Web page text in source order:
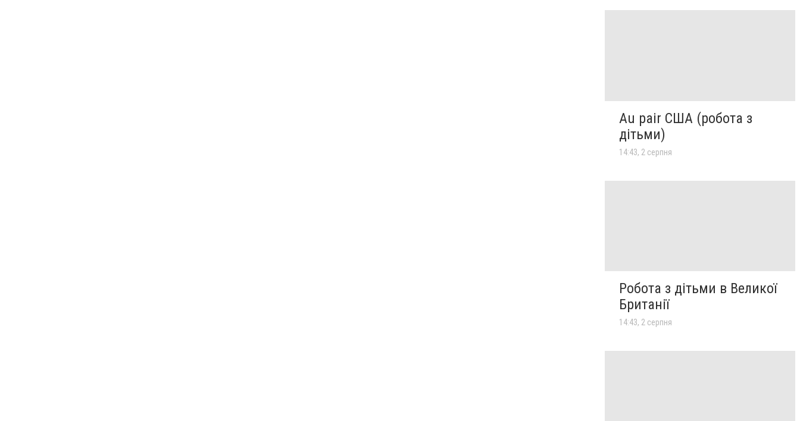
Au pair США (робота з
дітьми)
14:43, 2 серпня
Робота з дітьми в Великої
Британії
14:43, 2 серпня